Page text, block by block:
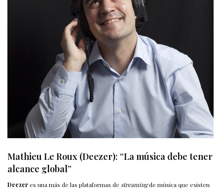
Mathieu Le Roux (Deezer): “La música debe tener
alcance global”
Deezeres una más de las plataformas de streamingde música que existen